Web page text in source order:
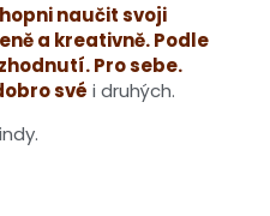
naučit svoji
a kreativně. Podle
Pro sebe.
své i druhých.